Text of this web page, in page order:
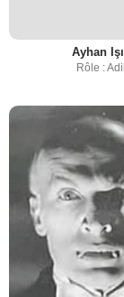
Ayhan
Rôle : Adil